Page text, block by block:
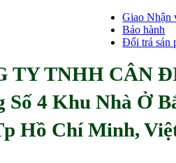
Giao Nhận
Bảo hành
Đổi trả sản
TY TNHH CÂN
Số 4 Khu Nhà Ở
Hồ Chí Minh,